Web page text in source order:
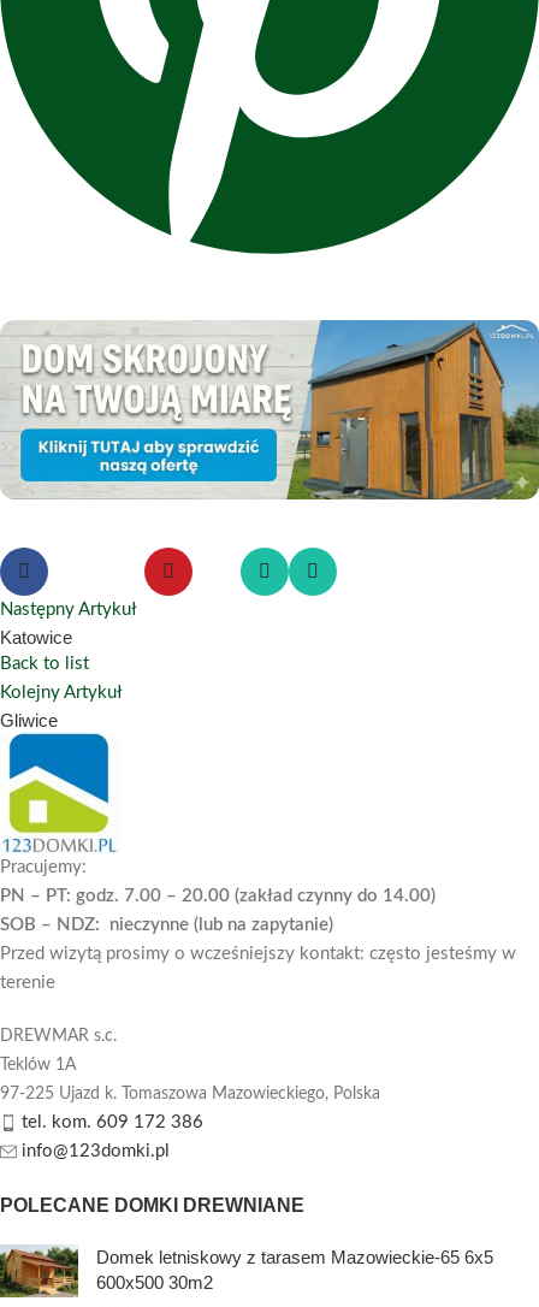
Następny Artykuł
Katowice
Back to list
Kolejny Artykuł
Gliwice
Pracujemy:
PN – PT: godz. 7.00 – 20.00 (zakład czynny do 14.00)
SOB – NDZ: nieczynne (lub na zapytanie)
Przed wizytą prosimy o wcześniejszy kontakt: często jesteśmy w
terenie
DREWMAR s.c.
Teklów 1A
97-225 Ujazd k. Tomaszowa Mazowieckiego, Polska
tel. kom. 609 172 386
info@123domki.pl
POLECANE DOMKI DREWNIANE
Domek letniskowy z tarasem Mazowieckie-65 6x5
600x500 30m2